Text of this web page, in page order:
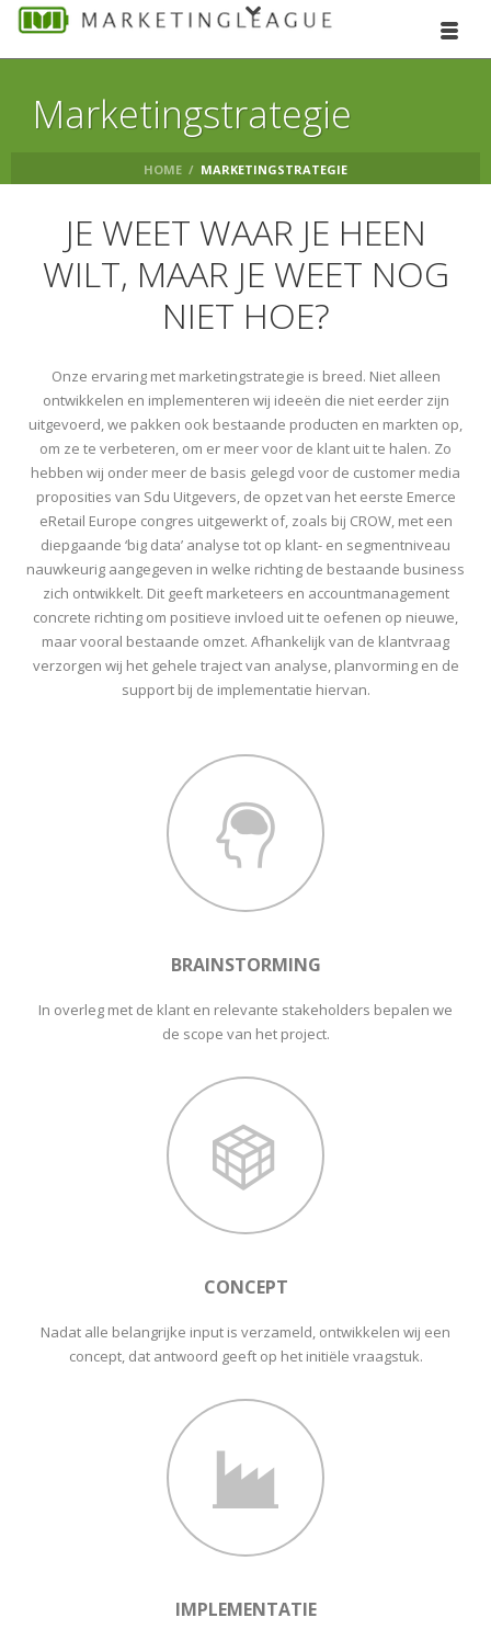
Marketingstrategie
HOME / MARKETINGSTRATEGIE
JE WEET WAAR JE HEEN
WILT, MAAR JE WEET NOG
NIET HOE?
Onze ervaring met marketingstrategie is breed. Niet alleen
ontwikkelen en implementeren wij ideeën die niet eerder zijn
uitgevoerd, we pakken ook bestaande producten en markten op,
om ze te verbeteren, om er meer voor de klant uit te halen. Zo
hebben wij onder meer de basis gelegd voor de customer media
proposities van Sdu Uitgevers, de opzet van het eerste Emerce
eRetail Europe congres uitgewerkt of, zoals bij CROW, met een
diepgaande ‘big data’ analyse tot op klant- en segmentniveau
nauwkeurig aangegeven in welke richting de bestaande business
zich ontwikkelt. Dit geeft marketeers en accountmanagement
concrete richting om positieve invloed uit te oefenen op nieuwe,
maar vooral bestaande omzet. Afhankelijk van de klantvraag
verzorgen wij het gehele traject van analyse, planvorming en de
support bij de implementatie hiervan.
BRAINSTORMING
In overleg met de klant en relevante stakeholders bepalen we
de scope van het project.
CONCEPT
Nadat alle belangrijke input is verzameld, ontwikkelen wij een
concept, dat antwoord geeft op het initiële vraagstuk.
IMPLEMENTATIE